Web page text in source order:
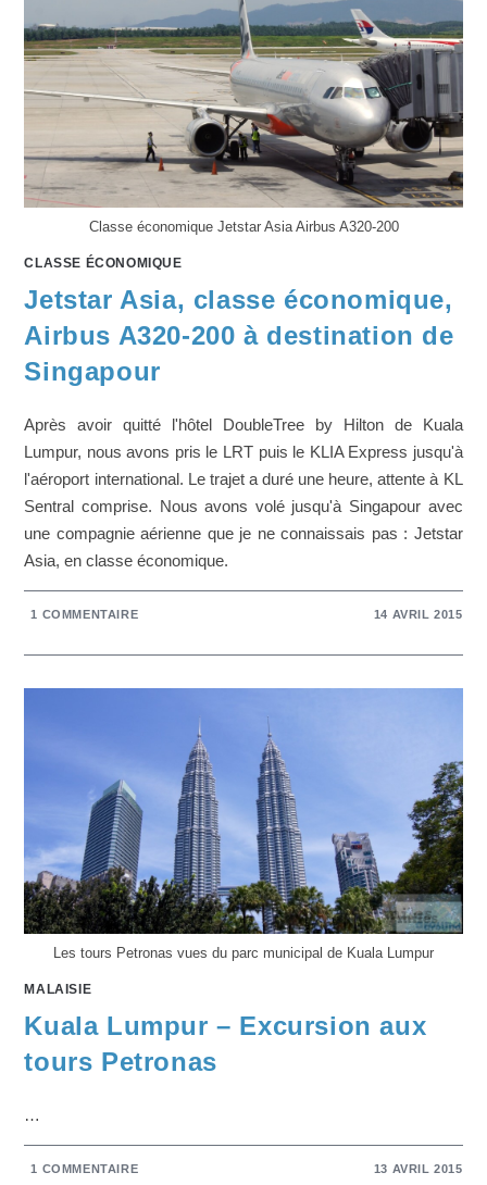
Classe économique Jetstar Asia Airbus A320-200
CLASSE ÉCONOMIQUE
Jetstar Asia, classe économique,
Airbus A320-200 à destination de
Singapour
Après avoir quitté l'hôtel DoubleTree by Hilton de Kuala
Lumpur, nous avons pris le LRT puis le KLIA Express jusqu'à
l'aéroport international. Le trajet a duré une heure, attente à KL
Sentral comprise. Nous avons volé jusqu'à Singapour avec
une compagnie aérienne que je ne connaissais pas : Jetstar
Asia, en classe économique.
1 COMMENTAIRE 14 AVRIL 2015
Les tours Petronas vues du parc municipal de Kuala Lumpur
MALAISIE
Kuala Lumpur – Excursion aux
tours Petronas
…
1 COMMENTAIRE 13 AVRIL 2015